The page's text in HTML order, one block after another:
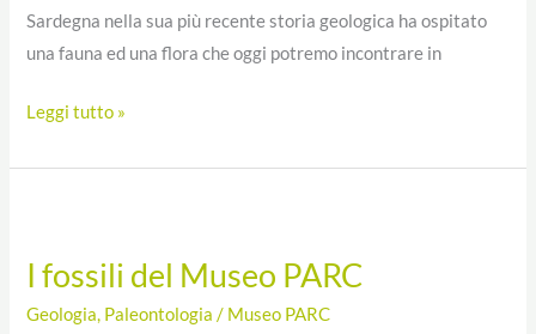
Sardegna nella sua più recente storia geologica ha ospitato
una fauna ed una flora che oggi potremo incontrare in
Leggi tutto »
I fossili del Museo PARC
Geologia, Paleontologia / Museo PARC
del
Museo